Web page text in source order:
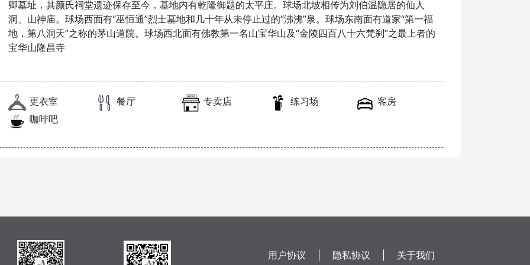
卿墓址，其颜氏祠堂遗迹保存至今，基地内有乾隆御题的太平庄。球场北坡相传为刘伯温隐居的仙人
洞、山神庙。球场西面有“巫恒通”烈士墓地和几十年从未停止过的“沸沸”泉。球场东南面有道家“第一福
地，第八洞天”之称的茅山道院。球场西北面有佛教第一名山宝华山及“金陵四百八十六梵刹”之最上者的
宝华山隆昌寺
更衣室 餐厅 专卖店 练习场
客房
咖啡吧
用户协议 隐私协议 关于我们